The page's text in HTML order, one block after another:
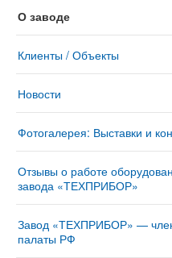
О заводе
Клиенты / Объекты
Новости
Фотогалерея: Выставки и
Отзывы о работе
завода «ТЕХПРИБОР»
Завод «ТЕХПРИБОР» —
палаты РФ